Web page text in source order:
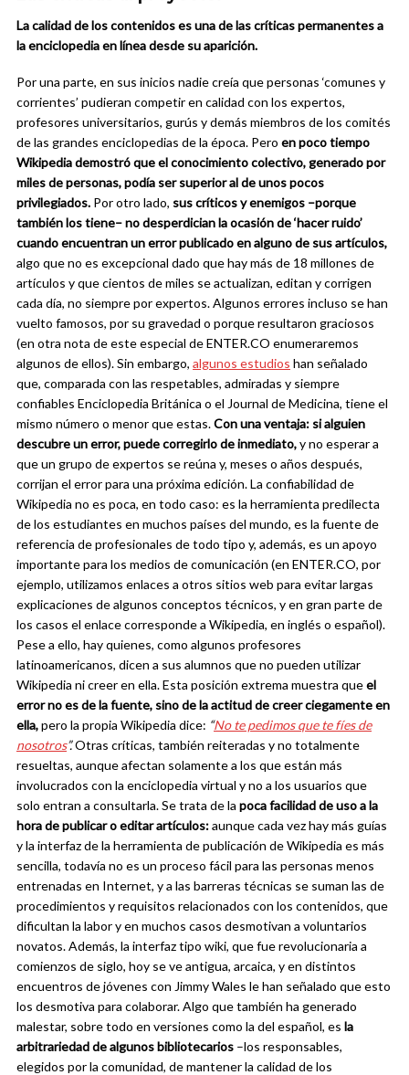
La calidad de los contenidos es una de las críticas permanentes a
la enciclopedia en línea desde su aparición.
Por una parte, en sus inicios nadie creía que personas ‘comunes y
corrientes’ pudieran competir en calidad con los expertos,
profesores universitarios, gurús y demás miembros de los comités
de las grandes enciclopedias de la época. Pero en poco tiempo
Wikipedia demostró que el conocimiento colectivo, generado por
miles de personas, podía ser superior al de unos pocos
privilegiados. Por otro lado, sus críticos y enemigos –porque
también los tiene– no desperdician la ocasión de ‘hacer ruido’
cuando encuentran un error publicado en alguno de sus artículos,
algo que no es excepcional dado que hay más de 18 millones de
artículos y que cientos de miles se actualizan, editan y corrigen
cada día, no siempre por expertos. Algunos errores incluso se han
vuelto famosos, por su gravedad o porque resultaron graciosos
(en otra nota de este especial de ENTER.CO enumeraremos
algunos de ellos). Sin embargo, algunos estudios han señalado
que, comparada con las respetables, admiradas y siempre
confiables Enciclopedia Británica o el Journal de Medicina, tiene el
mismo número o menor que estas.Con una ventaja: si alguien
descubre un error, puede corregirlo de inmediato,y no esperar a
que un grupo de expertos se reúna y, meses o años después,
corrijan el error para una próxima edición. La confiabilidad de
Wikipedia no es poca, en todo caso: es la herramienta predilecta
de los estudiantes en muchos países del mundo, es la fuente de
referencia de profesionales de todo tipo y, además, es un apoyo
importante para los medios de comunicación (en ENTER.CO, por
ejemplo, utilizamos enlaces a otros sitios web para evitar largas
explicaciones de algunos conceptos técnicos, y en gran parte de
los casos el enlace corresponde a Wikipedia, en inglés o español).
Pese a ello, hay quienes, como algunos profesores
latinoamericanos, dicen a sus alumnos que no pueden utilizar
Wikipedia ni creer en ella. Esta posición extrema muestra queel
error no es de la fuente, sino de la actitud de creer ciegamente en
ella,pero la propia Wikipedia dice: “No te pedimos que te fíes de
nosotros”.Otras críticas, también reiteradas y no totalmente
resueltas, aunque afectan solamente a los que están más
involucrados con la enciclopedia virtual y no a los usuarios que
solo entran a consultarla. Se trata de la poca facilidad de uso a la
hora de publicar o editar artículos:aunque cada vez hay más guías
y la interfaz de la herramienta de publicación de Wikipedia es más
sencilla, todavía no es un proceso fácil para las personas menos
entrenadas en Internet, y a las barreras técnicas se suman las de
procedimientos y requisitos relacionados con los contenidos, que
dificultan la labor y en muchos casos desmotivan a voluntarios
novatos. Además, la interfaz tipo wiki, que fue revolucionaria a
comienzos de siglo, hoy se ve antigua, arcaica, y en distintos
encuentros de jóvenes con Jimmy Wales le han señalado que esto
los desmotiva para colaborar. Algo que también ha generado
malestar, sobre todo en versiones como la del español, es la
arbitrariedad de algunos bibliotecarios –los responsables,
elegidos por la comunidad, de mantener la calidad de los